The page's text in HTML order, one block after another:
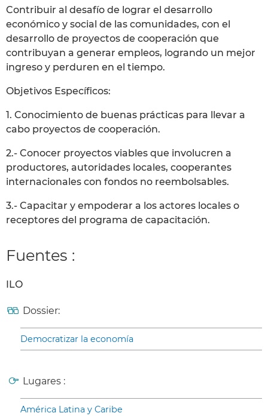
Contribuir al desafío de lograr el desarrollo
económico y social de las comunidades, con el
desarrollo de proyectos de cooperación que
contribuyan a generar empleos, logrando un mejor
ingreso y perduren en el tiempo.
Objetivos Específicos:
1. Conocimiento de buenas prácticas para llevar a
cabo proyectos de cooperación.
2.- Conocer proyectos viables que involucren a
productores, autoridades locales, cooperantes
internacionales con fondos no reembolsables.
3.- Capacitar y empoderar a los actores locales o
receptores del programa de capacitación.
Fuentes :
ILO
Dossier:
Democratizar la economía
Lugares :
América Latina y Caribe